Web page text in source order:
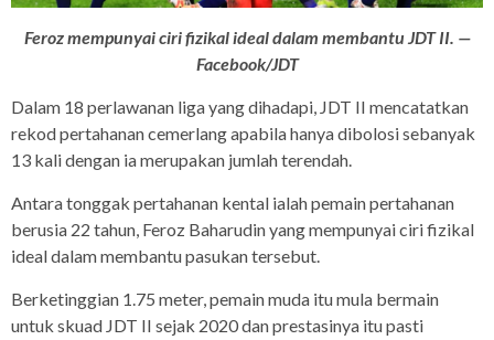
Feroz mempunyai ciri fizikal ideal dalam membantu JDT II. —
Facebook/JDT
Dalam 18 perlawanan liga yang dihadapi, JDT II mencatatkan
rekod pertahanan cemerlang apabila hanya dibolosi sebanyak
13 kali dengan ia merupakan jumlah terendah.
Antara tonggak pertahanan kental ialah pemain pertahanan
berusia 22 tahun, Feroz Baharudin yang mempunyai ciri fizikal
ideal dalam membantu pasukan tersebut.
Berketinggian 1.75 meter, pemain muda itu mula bermain
untuk skuad JDT II sejak 2020 dan prestasinya itu pasti